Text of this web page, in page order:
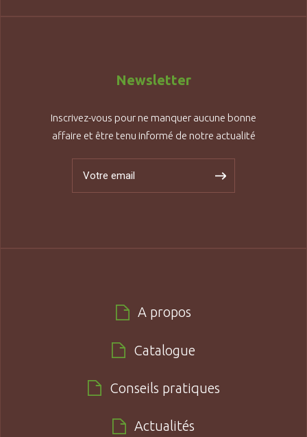
Newsletter
Inscrivez-vous pour ne manquer aucune bonne
affaire et être tenu informé de notre actualité
A propos
Catalogue
Conseils pratiques
Actualités